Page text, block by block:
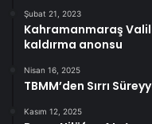
Şubat 21, 2023
Kahramanmaraş
kaldırma anonsu
Nisan 16, 2025
TBMM’den Sırrı
Kasım 12, 2025